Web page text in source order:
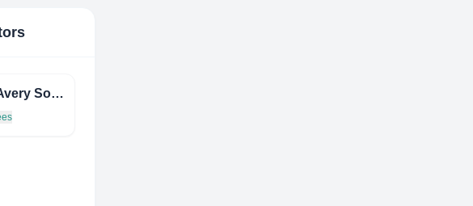
County OF Avery Social SE